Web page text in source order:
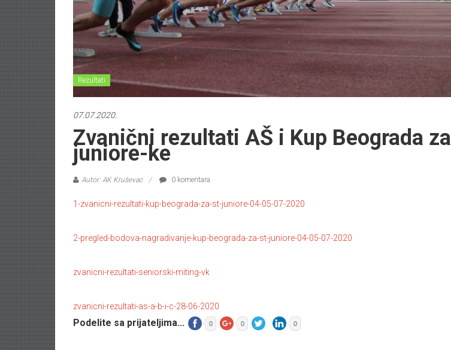
Rezultati
07.07.2020.
Zvanični rezultati AŠ i Kup Beograda za
juniore-ke
Autor: AK Kruševac 0 komentara
1-zvanicni-rezultati-kup-beograda-za-st-juniore-04-05-07-2020
2-pregled-bodova-nagradivanje-kup-beograda-za-st-juniore-04-05-07-2020
zvanicni-rezultati-seniorski-miting-vk
zvanicni-rezultati-as-a-b-i-c-28-06-2020
Podelite sa prijateljima... 0 0 0